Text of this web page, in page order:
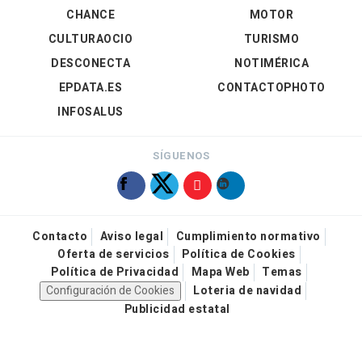
CHANCE
CULTURAOCIO
DESCONECTA
EPDATA.ES
INFOSALUS
MOTOR
TURISMO
NOTIMÉRICA
CONTACTOPHOTO
SÍGUENOS
Contacto Aviso legal
Cumplimiento normativo
Oferta de servicios
Política de Cookies
Política de Privacidad
Mapa Web
Temas
Configuración de Cookies
Loteria de navidad
Publicidad estatal